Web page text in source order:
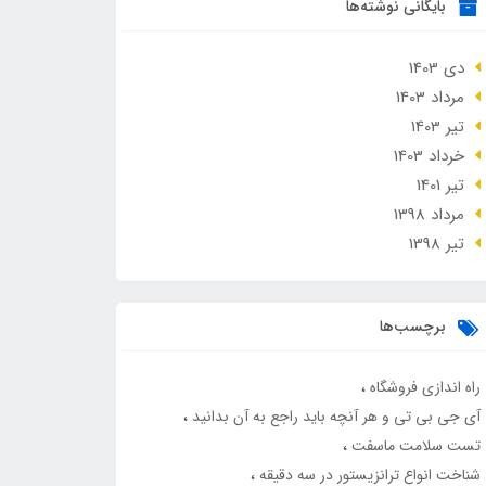
بایگانی نوشته‌ها
دی 1403
مرداد 1403
تير 1403
خرداد 1403
تير 1401
مرداد 1398
تير 1398
برچسب‌ها
راه اندازی فروشگاه
آی جی بی تی و هر آنچه باید راجع به آن بدانید
تست سلامت ماسفت
شناخت انواع ترانزیستور در سه دقیقه